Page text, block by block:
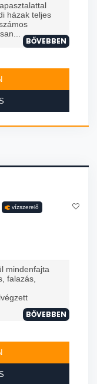
házak teljes
BŐVEBBEN
vízszerelő
mindenfajta
falazás,
BŐVEBBEN